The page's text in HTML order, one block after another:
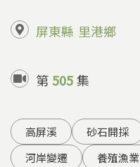
屏東縣 里港鄉
第 505集
高屏溪 砂石開採
河岸變遷
養殖漁業